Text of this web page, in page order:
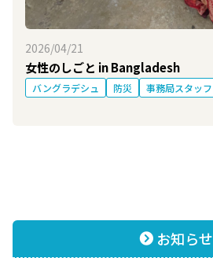
2026/04/21
女性のしごと in Bangladesh
バングラデシュ 防災 事務局スタッフ
お知らせ